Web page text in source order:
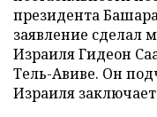
президента
заявление сделал
Израиля Гидеон
Тель-Авиве. Он
Израиля